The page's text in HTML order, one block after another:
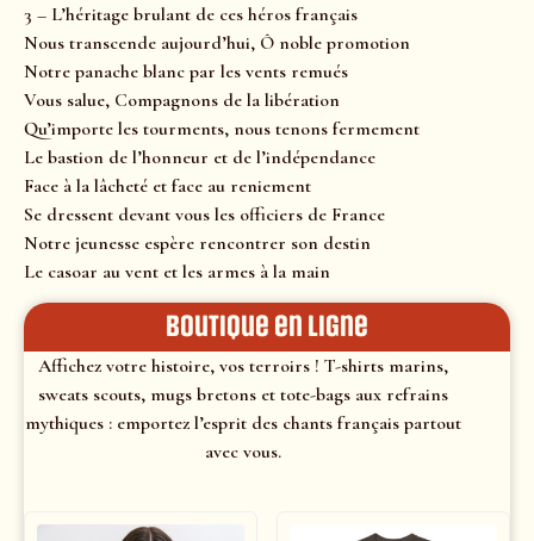
3 – L’héritage brulant de ces héros français
Nous transcende aujourd’hui, Ô noble promotion
Notre panache blanc par les vents remués
Vous salue, Compagnons de la libération
Qu’importe les tourments, nous tenons fermement
Le bastion de l’honneur et de l’indépendance
Face à la lâcheté et face au reniement
Se dressent devant vous les officiers de France
Notre jeunesse espère rencontrer son destin
Le casoar au vent et les armes à la main
Boutique en ligne
Affichez votre histoire, vos terroirs ! T-shirts marins,
sweats scouts, mugs bretons et tote-bags aux refrains
mythiques : emportez l’esprit des chants français partout
avec vous.